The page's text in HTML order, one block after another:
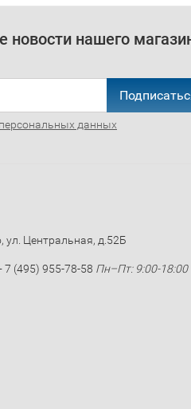
новости нашего
персональных данных
ул. Центральная, д.52Б
7 (495) 955-78-58 Пн–Пт: 9:00-18:00